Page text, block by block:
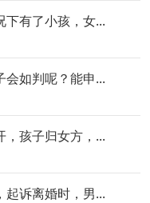
下有了小孩，女...
如判呢？能申...
孩子归女方，...
诉离婚时，男...